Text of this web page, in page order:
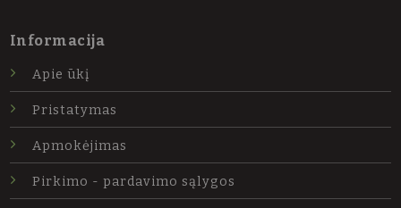
Informacija
Apie ūkį
Pristatymas
Apmokėjimas
Pirkimo - pardavimo sąlygos